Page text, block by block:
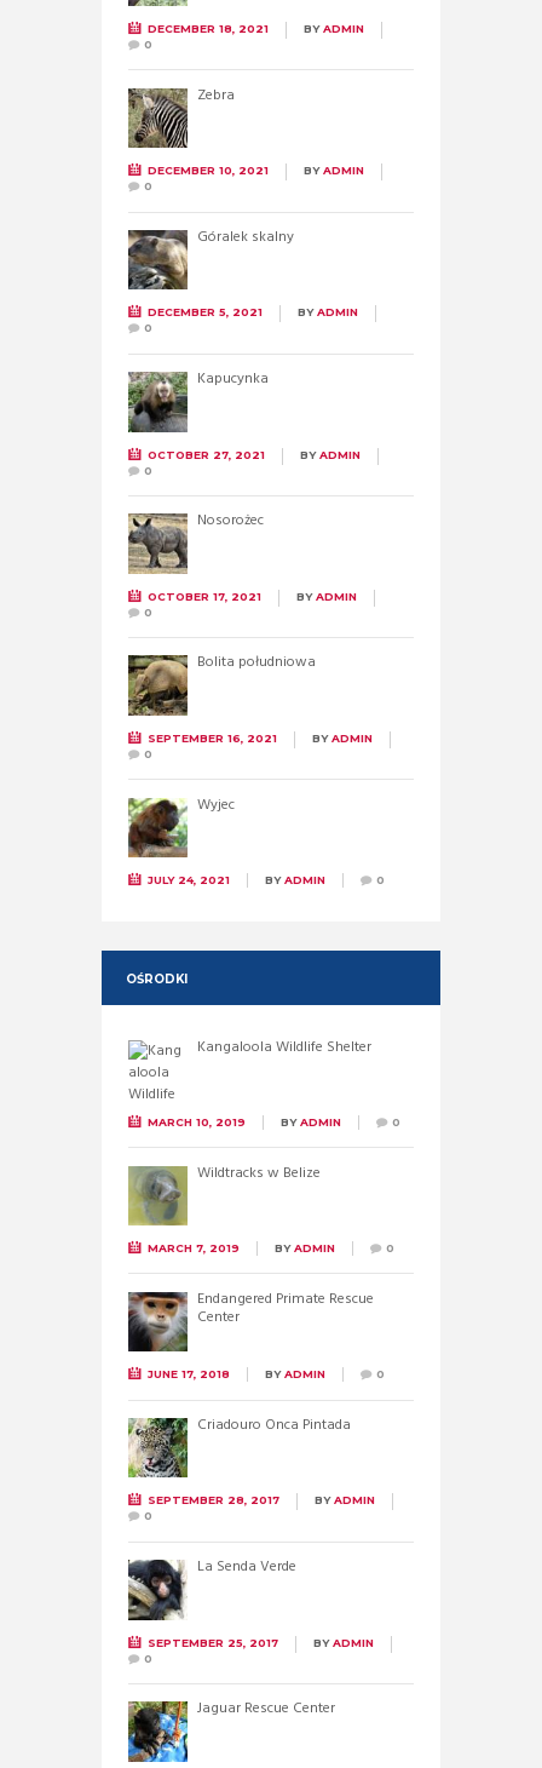
DECEMBER 18, 2021 BYADMIN
0
Zebra
DECEMBER 10, 2021 BYADMIN
0
Góralek skalny
DECEMBER 5, 2021 BYADMIN
0
Kapucynka
OCTOBER 27, 2021 BYADMIN
0
Nosorożec
OCTOBER 17, 2021 BYADMIN
0
Bolita południowa
SEPTEMBER 16, 2021 BYADMIN
0
Wyjec
JULY 24, 2021 BYADMIN 0
OŚRODKI
Kangaloola Wildlife Shelter
MARCH 10, 2019 BYADMIN 0
Wildtracks w Belize
MARCH 7, 2019 BYADMIN 0
Endangered Primate Rescue
Center
JUNE 17, 2018 BYADMIN 0
Criadouro Onca Pintada
SEPTEMBER 28, 2017 BYADMIN
0
La Senda Verde
SEPTEMBER 25, 2017 BYADMIN
0
Jaguar Rescue Center